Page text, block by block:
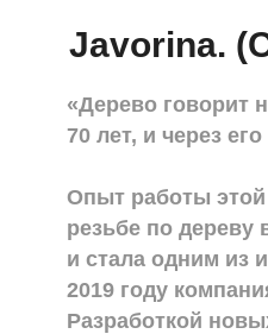
Javorina.
«Дерево говорит
70 лет, и через
Опыт работы этой
резьбе по дереву
и стала одним из
2019 году
Разработкой